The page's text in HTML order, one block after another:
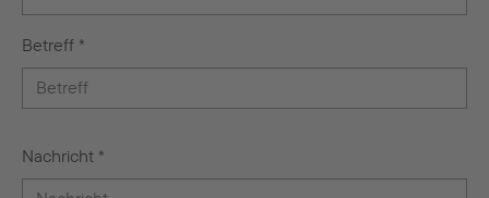
Betreff *
Nachricht *